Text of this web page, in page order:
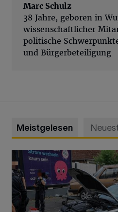
Marc Schulz
38 Jahre, geboren in
wissenschaftlicher
politische
und Bürgerbeteiligung
Meistgelesen
Schwerer Unfall mit 2,48